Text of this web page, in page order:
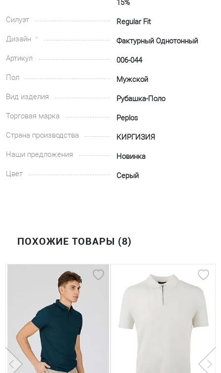
15%
Силуэт
Regular Fit
Дизайн
Фактурный Однотонный
Артикул
006-044
Пол
Мужской
Вид изделия
Рубашка-Поло
Торговая марка
Peplos
Страна производства
КИРГИЗИЯ
Наши предложения
Новинка
Цвет
Серый
ПОХОЖИЕ ТОВАРЫ (8)